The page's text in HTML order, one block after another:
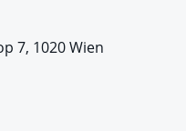
7, 1020 Wien